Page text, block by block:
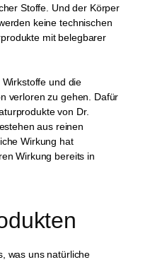
Stoffe. Und der Körper
keine technischen
mit belegbarer
und die
verloren zu gehen. Dafür
von Dr.
aus reinen
Wirkung hat
Wirkung bereits in
was uns natürliche